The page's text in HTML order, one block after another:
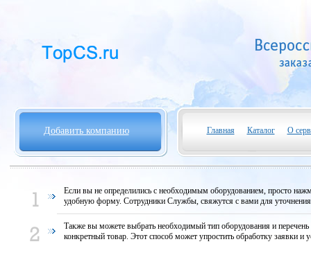
Добавить компанию Главная Каталог О
Если вы не определились с необходимым оборудованием, просто
удобную форму. Сотрудники Службы, свяжутся с вами для
Также вы можете выбрать необходимый тип оборудования и
конкретный товар. Этот способ может упростить обработку заявки и